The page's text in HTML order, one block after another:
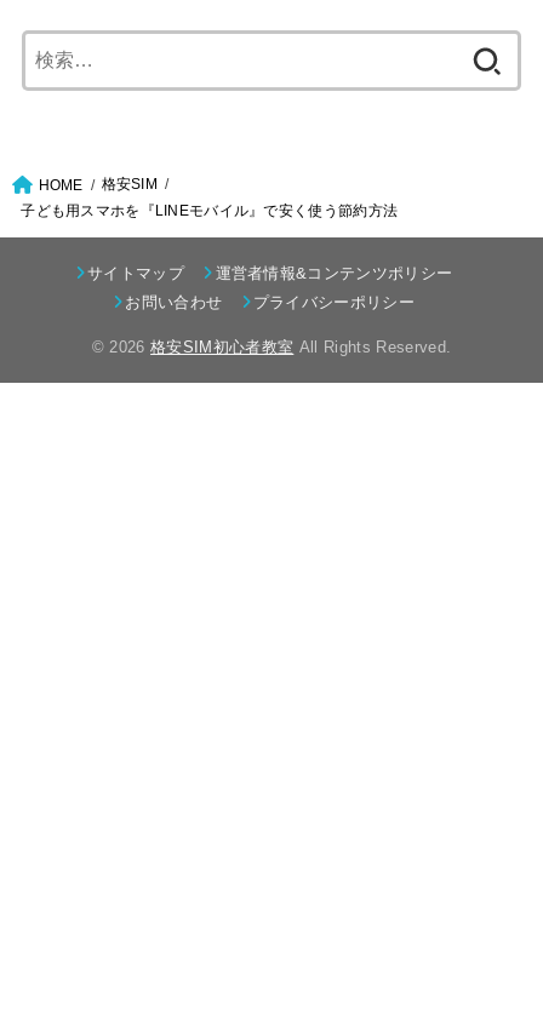
索:
HOME
格安SIM
子ども用スマホを『LINEモバイル』で安く使う節約方法
サイトマップ
運営者情報&コンテンツポリシー
お問い合わせ
プライバシーポリシー
© 2026格安SIM初心者教室 All Rights Reserved.